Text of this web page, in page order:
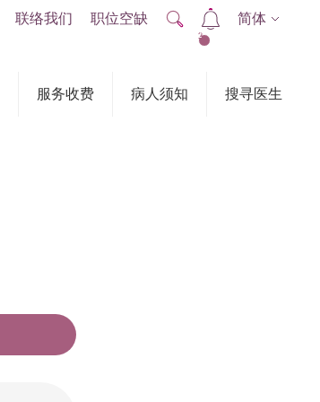
服务收费 病人须知 搜寻医生
联络我们 职位空缺
2
简体